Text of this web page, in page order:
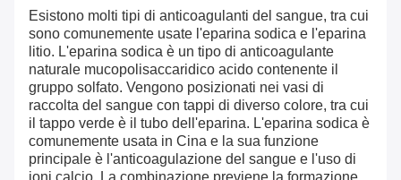
Esistono molti tipi di anticoagulanti del sangue, tra cui
sono comunemente usate l'eparina sodica e l'eparina
litio. L'eparina sodica è un tipo di anticoagulante
naturale mucopolisaccaridico acido contenente il
gruppo solfato. Vengono posizionati nei vasi di
raccolta del sangue con tappi di diverso colore, tra cui
il tappo verde è il tubo dell'eparina. L'eparina sodica è
comunemente usata in Cina e la sua funzione
principale è l'anticoagulazione del sangue e l'uso di